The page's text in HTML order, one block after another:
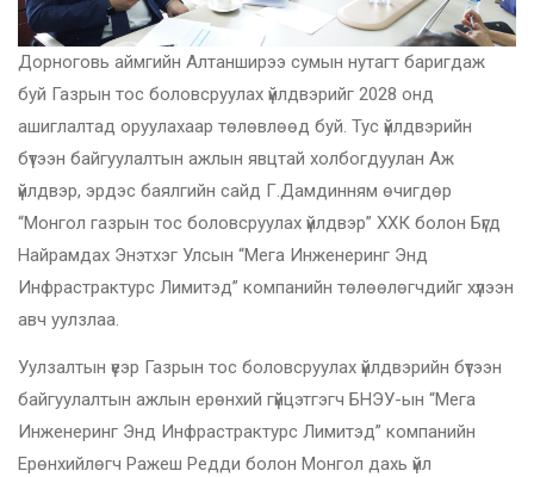
Дорноговь аймгийн Алтанширээ сумын нутагт баригдаж
буй Газрын тос боловсруулах үйлдвэрийг 2028 онд
ашиглалтад оруулахаар төлөвлөөд буй. Тус үйлдвэрийн
бүтээн байгуулалтын ажлын явцтай холбогдуулан Аж
үйлдвэр, эрдэс баялгийн сайд Г.Дамдинням өчигдөр
“Монгол газрын тос боловсруулах үйлдвэр” ХХК болон Бүгд
Найрамдах Энэтхэг Улсын “Мега Инженеринг Энд
Инфрастрактурс Лимитэд” компанийн төлөөлөгчдийг хүлээн
авч уулзлаа.
Уулзалтын үеэр Газрын тос боловсруулах үйлдвэрийн бүтээн
байгуулалтын ажлын ерөнхий гүйцэтгэгч БНЭУ-ын “Мега
Инженеринг Энд Инфрастрактурс Лимитэд” компанийн
Ерөнхийлөгч Ражеш Редди болон Монгол дахь үйл